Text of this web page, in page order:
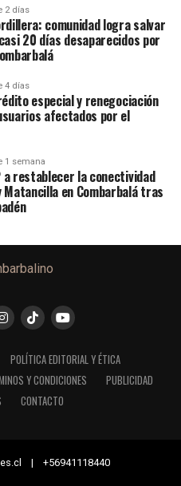
2 días
comunidad logra salvar
20 días desaparecidos por
4 días
especial y renegociación
afectados por el
1 semana
a restablecer la conectividad
Matancilla en Combarbalá tras
POLÍTICA EDITORIAL Y ÉTICA
Y CONDICIONES
PUBLICIDAD
CONTACTO
| +56941118440